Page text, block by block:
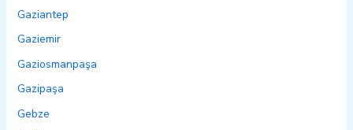
Gaziantep
Gaziemir
Gaziosmanpaşa
Gazipaşa
Gebze